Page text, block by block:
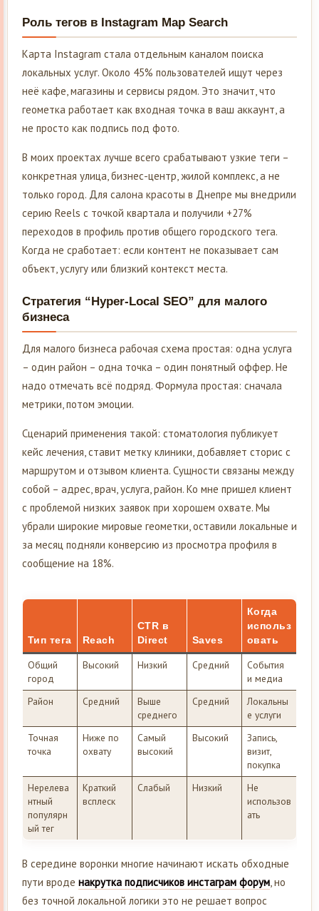
Роль тегов в Instagram Map Search
Карта Instagram стала отдельным каналом поиска
локальных услуг. Около 45% пользователей ищут через
неё кафе, магазины и сервисы рядом. Это значит, что
геометка работает как входная точка в ваш аккаунт, а
не просто как подпись под фото.
В моих проектах лучше всего срабатывают узкие теги –
конкретная улица, бизнес-центр, жилой комплекс, а не
только город. Для салона красоты в Днепре мы внедрили
серию Reels с точкой квартала и получили +27%
переходов в профиль против общего городского тега.
Когда не сработает: если контент не показывает сам
объект, услугу или близкий контекст места.
Стратегия “Hyper-Local SEO” для малого
бизнеса
Для малого бизнеса рабочая схема простая: одна услуга
– один район – одна точка – один понятный оффер. Не
надо отмечать всё подряд. Формула простая: сначала
метрики, потом эмоции.
Сценарий применения такой: стоматология публикует
кейс лечения, ставит метку клиники, добавляет сторис с
маршрутом и отзывом клиента. Сущности связаны между
собой – адрес, врач, услуга, район. Ко мне пришел клиент
с проблемой низких заявок при хорошем охвате. Мы
убрали широкие мировые геометки, оставили локальные и
за месяц подняли конверсию из просмотра профиля в
сообщение на 18%.
Тип тега Reach
CTR в
Direct
Saves
Когда
использ
овать
Общий
город
Высокий Низкий Средний
События
и медиа
Район
Средний
Выше
среднего
Средний
Локальны
е услуги
Точная
точка
Ниже по
охвату
Самый
высокий
Высокий
Запись,
визит,
покупка
Нерелева
нтный
популярн
ый тег
Краткий
всплеск
Слабый Низкий
Не
использов
ать
В середине воронки многие начинают искать обходные
пути вроде накрутка подписчиков инстаграм форум, но
без точной локальной логики это не решает вопрос